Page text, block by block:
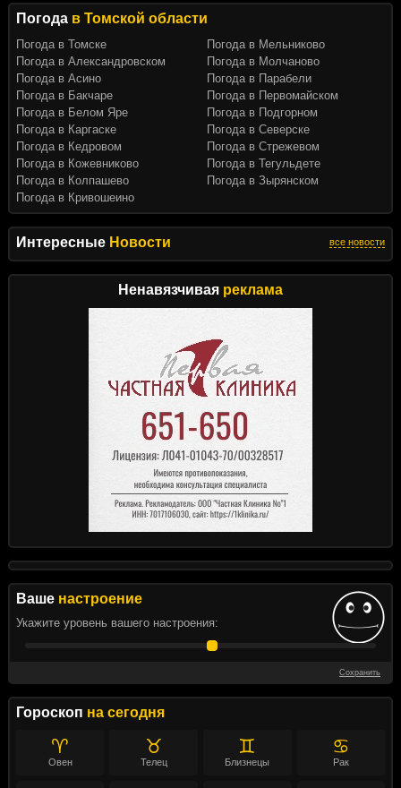
Интересные Новости все новости
Ненавязчивая реклама
Ваше настроение
Укажите уровень вашего настроения:
Сохранить
Гороскоп на сегодня
♈
Овен
♉
Телец
♊
Близнецы
♋
Рак
Погода в Томской области
Погода в Томске
Погода в Александровском
Погода в Асино
Погода в Бакчаре
Погода в Белом Яре
Погода в Каргаске
Погода в Кедровом
Погода в Кожевниково
Погода в Колпашево
Погода в Кривошеино
Погода в Мельниково
Погода в Молчаново
Погода в Парабели
Погода в Первомайском
Погода в Подгорном
Погода в Северске
Погода в Стрежевом
Погода в Тегульдете
Погода в Зырянском